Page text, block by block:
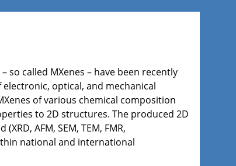
called MXenes – have been recently
optical, and mechanical
of various chemical composition
to 2D structures. The produced 2D
AFM, SEM, TEM, FMR,
national and international